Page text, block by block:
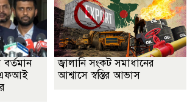
জ্বালানি সংকট সমাধানের
আশ্বাসে স্বস্তির আভাস